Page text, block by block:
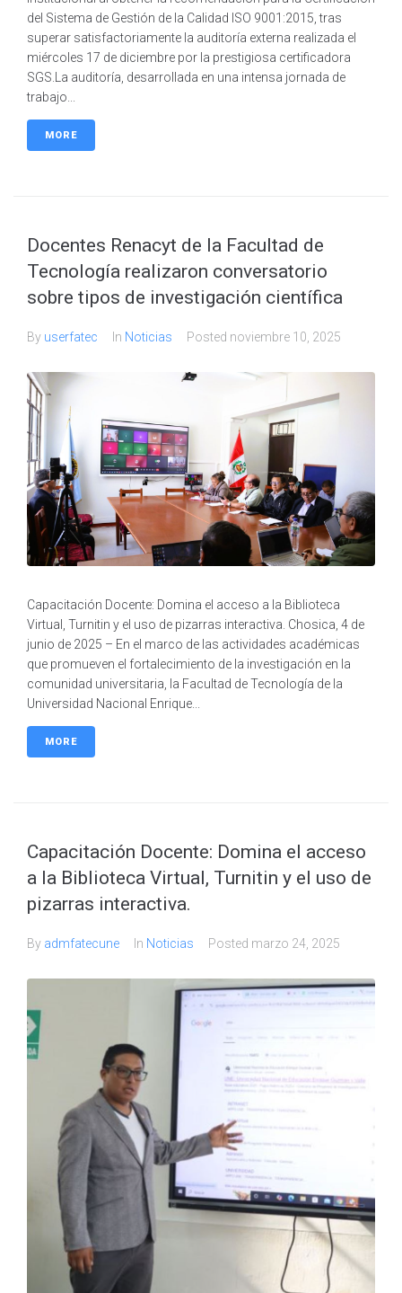
del Sistema de Gestión de la Calidad ISO 9001:2015, tras
superar satisfactoriamente la auditoría externa realizada el
miércoles 17 de diciembre por la prestigiosa certificadora
SGS.La auditoría, desarrollada en una intensa jornada de
trabajo...
MORE
Docentes Renacyt de la Facultad de
Tecnología realizaron conversatorio
sobre tipos de investigación científica
By userfatec In Noticias Posted noviembre 10, 2025
Capacitación Docente: Domina el acceso a la Biblioteca
Virtual, Turnitin y el uso de pizarras interactiva. Chosica, 4 de
junio de 2025 – En el marco de las actividades académicas
que promueven el fortalecimiento de la investigación en la
comunidad universitaria, la Facultad de Tecnología de la
Universidad Nacional Enrique...
MORE
Capacitación Docente: Domina el acceso
a la Biblioteca Virtual, Turnitin y el uso de
pizarras interactiva.
By admfatecune In Noticias Posted marzo 24, 2025